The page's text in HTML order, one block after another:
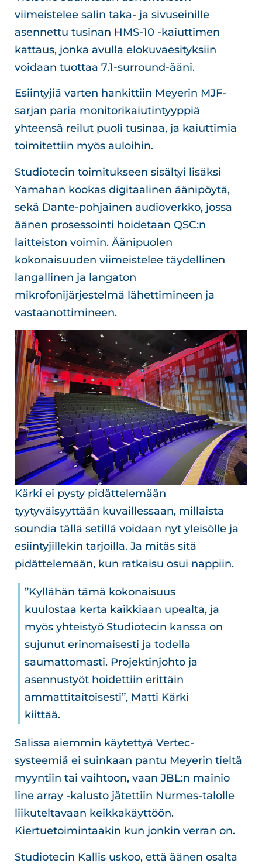
viimeistelee salin taka- ja sivuseinille
asennettu tusinan HMS-10 -kaiuttimen
kattaus, jonka avulla elokuvaesityksiin
voidaan tuottaa 7.1-surround-ääni.
Esiintyjiä varten hankittiin Meyerin MJF-
sarjan paria monitorikaiutintyyppiä
yhteensä reilut puoli tusinaa, ja kaiuttimia
toimitettiin myös auloihin.
Studiotecin toimitukseen sisältyi lisäksi
Yamahan kookas digitaalinen äänipöytä,
sekä Dante-pohjainen audioverkko, jossa
äänen prosessointi hoidetaan QSC:n
laitteiston voimin. Äänipuolen
kokonaisuuden viimeistelee täydellinen
langallinen ja langaton
mikrofonijärjestelmä lähettimineen ja
vastaanottimineen.
Kärki ei pysty pidättelemään
tyytyväisyyttään kuvaillessaan, millaista
soundia tällä setillä voidaan nyt yleisölle ja
esiintyjillekin tarjoilla. Ja mitäs sitä
pidättelemään, kun ratkaisu osui nappiin.
”Kyllähän tämä kokonaisuus
kuulostaa kerta kaikkiaan upealta, ja
myös yhteistyö Studiotecin kanssa on
sujunut erinomaisesti ja todella
saumattomasti. Projektinjohto ja
asennustyöt hoidettiin erittäin
ammattitaitoisesti”, Matti Kärki
kiittää.
Salissa aiemmin käytettyä Vertec-
systeemiä ei suinkaan pantu Meyerin tieltä
myyntiin tai vaihtoon, vaan JBL:n mainio
line array -kalusto jätettiin Nurmes-talolle
liikuteltavaan keikkakäyttöön.
Kiertuetoimintaakin kun jonkin verran on.
Studiotecin Kallis uskoo, että äänen osalta